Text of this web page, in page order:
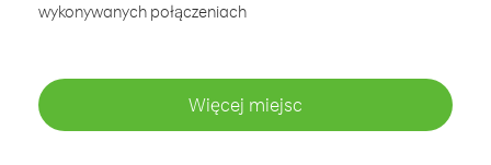
wykonywanych połączeniach
Więcej miejsc